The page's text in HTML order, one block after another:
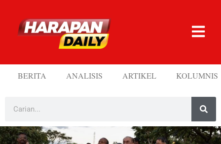
BERITA ANALISIS ARTIKEL KOLUMNIS